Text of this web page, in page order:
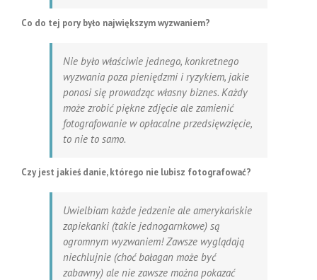
Co do tej pory było największym wyzwaniem?
Nie było właściwie jednego, konkretnego
wyzwania poza pieniędzmi i ryzykiem, jakie
ponosi się prowadząc własny biznes. Każdy
może zrobić piękne zdjęcie ale zamienić
fotografowanie w opłacalne przedsięwzięcie,
to nie to samo.
Czy jest jakieś danie, którego nie lubisz fotografować?
Uwielbiam każde jedzenie ale amerykańskie
zapiekanki (takie jednogarnkowe) są
ogromnym wyzwaniem! Zawsze wyglądają
niechlujnie (choć bałagan może być
zabawny) ale nie zawsze można pokazać